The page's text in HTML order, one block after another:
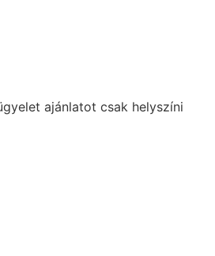
ajánlatot csak helyszíni